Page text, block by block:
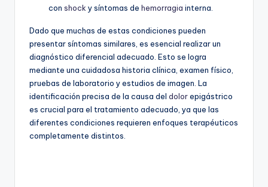
con shock y síntomas de hemorragia interna.
Dado que muchas de estas condiciones pueden
presentar síntomas similares, es esencial realizar un
diagnóstico diferencial adecuado. Esto se logra
mediante una cuidadosa historia clínica, examen físico,
pruebas de laboratorio y estudios de imagen. La
identificación precisa de la causa del dolorepigástrico
es crucial para el tratamiento adecuado, ya que las
diferentes condiciones requieren enfoques terapéuticos
completamente distintos.